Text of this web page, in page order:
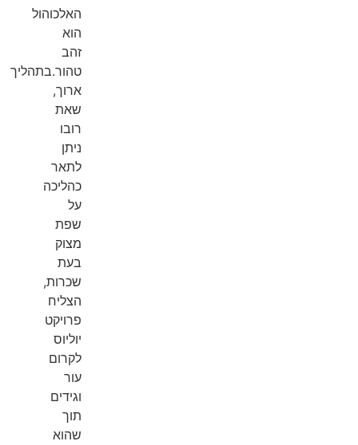
האלכוהול
הוא
זהב
טהור.בתהליך
ארוך,
שאת
רובו
ניתן
לתאר
כהליכה
על
שפת
מצוק
בעת
שכרות,
הצליח
פרויקט
יוליוס
לקרום
עור
וגידים
תוך
שהוא